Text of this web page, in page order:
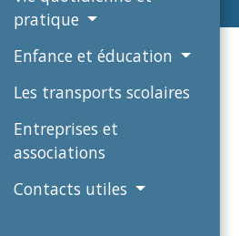
pratique
Enfance et éducation
Les transports scolaires
Entreprises et
associations
Contacts utiles